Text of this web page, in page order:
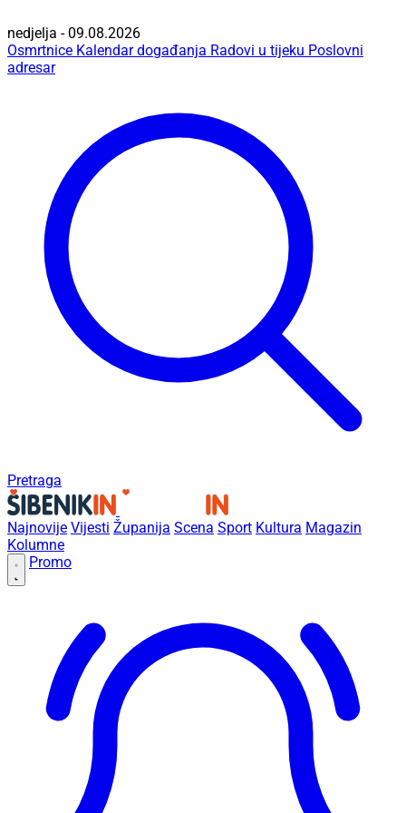
nedjelja - 09.08.2026
Osmrtnice Kalendar događanja Radovi u tijeku Poslovni
adresar
Pretraga
Najnovije Vijesti Županija Scena Sport Kultura Magazin
Kolumne
Promo